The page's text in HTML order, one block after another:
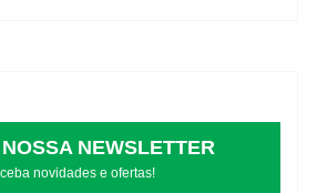
NEWSLETTER
novidades e ofertas!